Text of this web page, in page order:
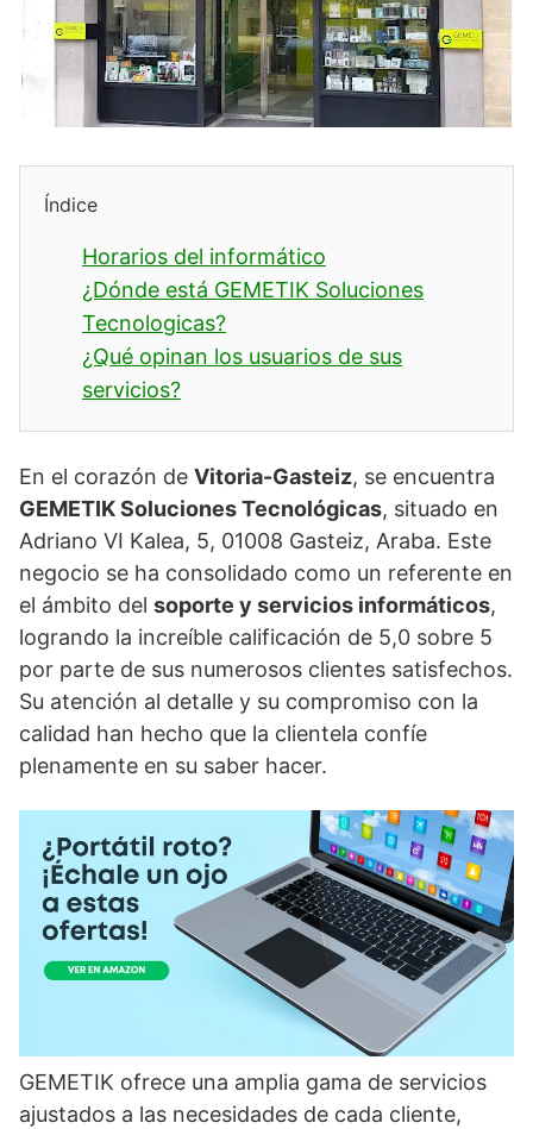
Índice
Horarios del informático
¿Dónde está GEMETIK Soluciones
Tecnologicas?
¿Qué opinan los usuarios de sus
servicios?
En el corazón de Vitoria-Gasteiz, se encuentra
GEMETIK Soluciones Tecnológicas, situado en
Adriano VI Kalea, 5, 01008 Gasteiz, Araba. Este
negocio se ha consolidado como un referente en
el ámbito del soporte y servicios informáticos,
logrando la increíble calificación de 5,0 sobre 5
por parte de sus numerosos clientes satisfechos.
Su atención al detalle y su compromiso con la
calidad han hecho que la clientela confíe
plenamente en su saber hacer.
GEMETIK ofrece una amplia gama de servicios
ajustados a las necesidades de cada cliente,